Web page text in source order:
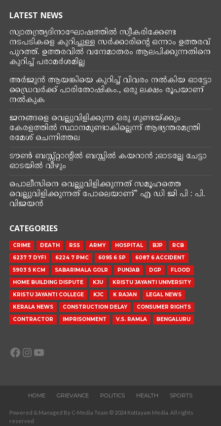
LATEST NEWS
സ്വാതന്ത്ര്യദിനാഘോഷത്തിൽ സ്വീകരിക്കേണ്ട
നടപടികളെ കുറിച്ചുള്ള സർക്കാരിന്റെ ഒന്നാം ഉത്തരവ്
പുറത്ത്. ഉത്തരവിൽ വന്ദേമാതരം ആലപിക്കുന്നതിനെ
കുറിച്ച് പരാമർശമില്ല
അർജുൻ ആയങ്കിയെ കുറിച്ച് വിവരം നൽകിയ ഓട്ടോ
ഡ്രൈവർക്ക് പാരിതോഷികം., ഒരു ലക്ഷം രൂപയാണ്
നൽകുക
ജനങ്ങളെ വെല്ലുവിളിക്കുന്ന ഒരു ഗുണ്ടയ്ക്കും
കേരളത്തിൽ സ്ഥാനമുണ്ടാകില്ലെന്ന് ആഭ്യന്തരമന്ത്രി
രമേശ് ചെന്നിത്തല
ടൗൺ ബസ്സ്റ്റാന്റിൽ ബസ്സിൽ കയറാൻ ;ഓടല്ലേ ചേട്ടാ
ഓടയിൽ വീഴും
പൊലീസിനെ വെല്ലുവിളിക്കുന്നത് സമൂഹത്തെ
വെല്ലുവിളിക്കുന്നത് പോലെയാണ്” എ ഡി ജി പി : പി.
വിജയൻ
CATEGORIES
CRIME DEATH RSS ARMY HOSPITAL BJP
RCB
6237 7 DYFI
6224 7 PMC 6095 6 SP
6087 6 ACCIDENT
5903 5 KCM
SABARIMALA GOLR PUNJAB DGP
FLOOD
HOME BUILDING DISPUTE
KJU
KRISTU JAYANTI UNIVERSITY
KRISTU JAYANTI COLLEGE
KJC K RAJAN
LEGAL NEWS
KERALA NEWS
CONSTRUCTION DELAY
CONSUMER RIGHTS
CONTRACTOR
IMPRISONMENT V.S. RAMLA BENGALURU
Facebook
Instagram
YouTube
HOME GRIEVANCE POLITICS HEALTH SPORTS
Powered & Managed By C-Media Team © 2024 Kottayam Media. All rights
reserved